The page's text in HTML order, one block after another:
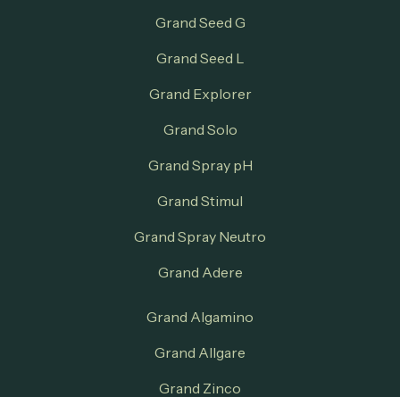
Grand Seed G
Grand Seed L
Grand Explorer
Grand Solo
Grand Spray pH
Grand Stimul
Grand Spray Neutro
Grand Adere
Grand Algamino
Grand Allgare
Grand Zinco